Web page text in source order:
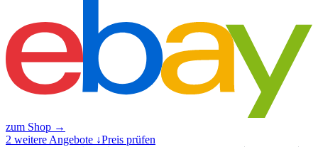
zum Shop →
2 weitere Angebote ↓Preis prüfen